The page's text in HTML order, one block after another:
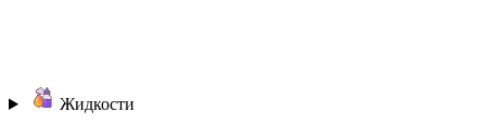
Жидкости